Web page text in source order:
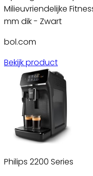
Milieuvriendelijke
mm dik - Zwart
bol.com
Bekijk product
Philips 2200 Series